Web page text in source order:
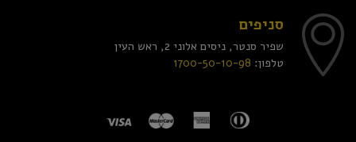
סניפים
שפיר סנטר, ניסים אלוני 2, ראש העין
טלפון: 1700-50-10-98